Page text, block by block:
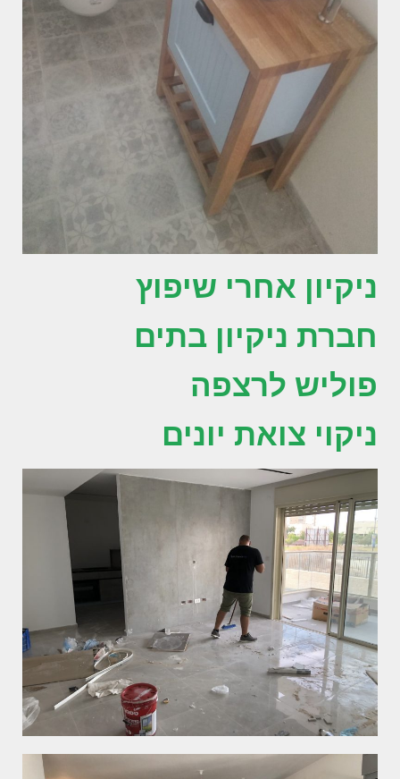
ניקיון אחרי שיפוץ
חברת ניקיון בתים
פוליש לרצפה
ניקוי צואת יונים